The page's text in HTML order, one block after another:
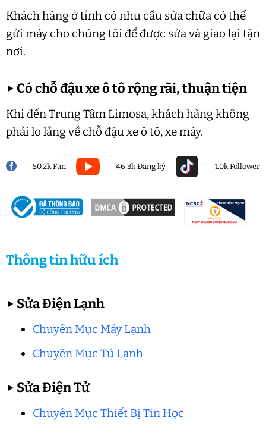
Khách hàng ở tỉnh có nhu cầu sửa chữa có thể
gửi máy cho chúng tôi để được sửa và giao lại tận
nơi.
▶ Có chỗ đậu xe ô tô rộng rãi, thuận tiện
Khi đến Trung Tâm Limosa, khách hàng không
phải lo lắng về chỗ đậu xe ô tô, xe máy.
50.2k Fan 46.3k Đăng ký 1.0k Follower
Thông tin hữu ích
▶ Sửa Điện Lạnh
Chuyên Mục Máy Lạnh
Chuyên Mục Tủ Lạnh
▶ Sửa Điện Tử
Chuyên Mục Thiết Bị Tin Học